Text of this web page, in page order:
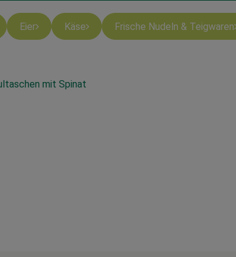
Eier Käse Frische Nudeln & Teigwaren